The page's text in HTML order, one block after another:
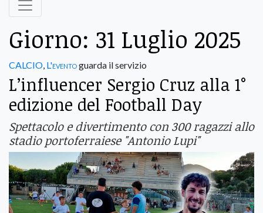
Giorno: 31 Luglio 2025
CALCIO, L'eventoguarda il servizio
L’influencer Sergio Cruz alla 1°
edizione del Football Day
Spettacolo e divertimento con 300 ragazzi allo
stadio portoferraiese "Antonio Lupi"